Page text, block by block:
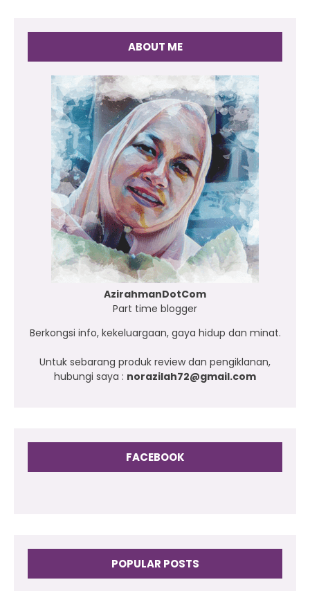
ABOUT ME
AzirahmanDotCom
Part time blogger
Berkongsi info, kekeluargaan, gaya hidup dan minat.
Untuk sebarang produk review dan pengiklanan,
hubungi saya : norazilah72@gmail.com
FACEBOOK
POPULAR POSTS